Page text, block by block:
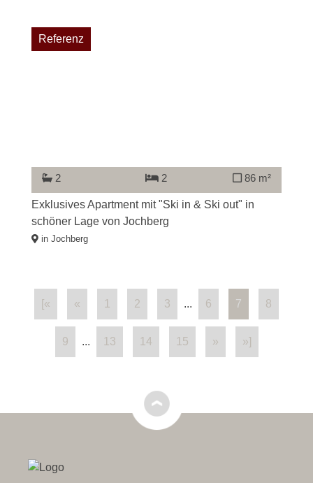
Referenz
2 2 86 m²
Exklusives Apartment mit "Ski in & Ski out" in
schöner Lage von Jochberg
in Jochberg
[« « 1 2 3 ... 6 7 8
9 ... 13 14 15 » »]